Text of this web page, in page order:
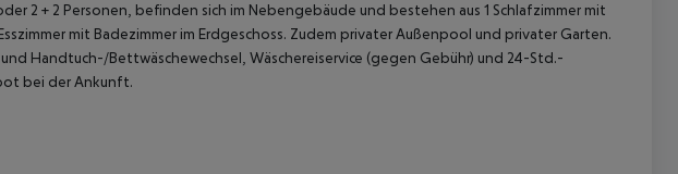
2 + 2 Personen, befinden sich im Nebengebäude und bestehen aus 1 Schlafzimmer mit
mit Badezimmer im Erdgeschoss. Zudem privater Außenpool und privater Garten.
Handtuch-/Bettwäschewechsel, Wäschereiservice (gegen Gebühr) und 24-Std.-
bei der Ankunft.